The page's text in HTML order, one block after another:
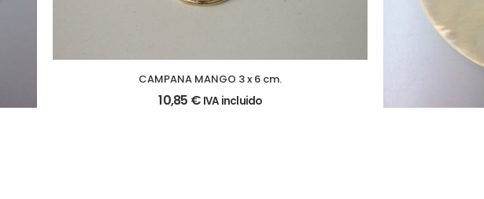
CAMPANA MANGO 3 x 6 cm.
10,85 € IVA incluido